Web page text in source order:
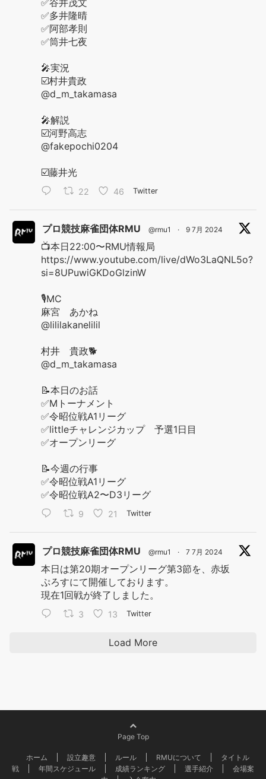
✅多井隆晴
✅阿部孝則
✅筒井七夜
🎤実況
☑️村井貴政
@d_m_takamasa
🎤解説
☑️河野高志
@fakepochi0204
☑️藤井光
22 46 Twitter
プロ競技麻雀団体RMU @rmu1 · 9 7月 2024
📺本日22:00〜RMU情報局
https://www.youtube.com/live/dWo3LaQNL5o?
si=8UPuwiGKDoGlzinW
🎙️MC
麻宮 あかね
@lililakanelilil
村井 貴政🐕
@d_m_takamasa
📝本日のお話
✅Mトーナメント
✅令昭位戦A1リーグ
✅littleチャレンジカップ 予選1日目
✅オープンリーグ
📝今週の行事
✅令昭位戦A1リーグ
✅令昭位戦A2〜D3リーグ
9 21 Twitter
プロ競技麻雀団体RMU @rmu1 · 7 7月 2024
本日は第20期オープンリーグ第3節を、赤坂
ぷろすにて開催しております。
現在1回戦が終了しました。
3 13 Twitter
Load More
Page Top
ホーム 設立趣意 ルール RMUについて
タイトル
戦
年間スケジュール 成績ランキング 選手紹介
会場案